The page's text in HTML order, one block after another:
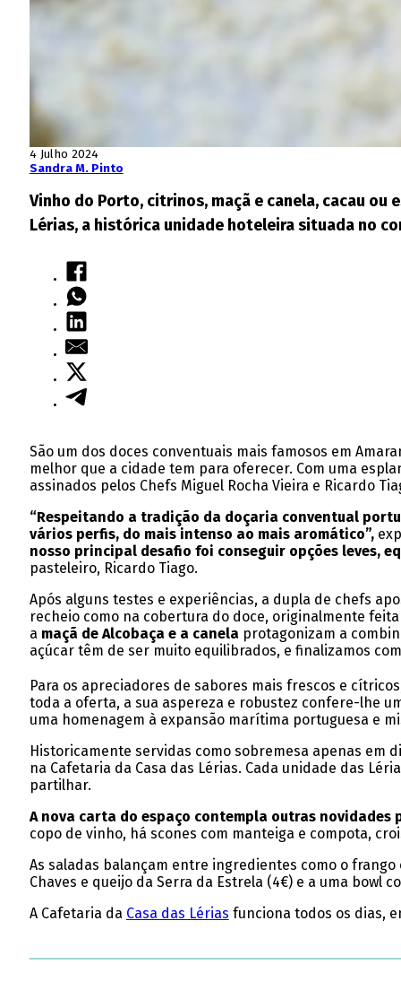
4 Julho 2024
Sandra M. Pinto
Vinho do Porto, citrinos, maçã e canela, cacau
Lérias, a histórica unidade hoteleira situada no
São um dos doces conventuais mais famosos em
melhor que a cidade tem para oferecer. Com uma
assinados pelos Chefs Miguel Rocha Vieira e Ricardo
“Respeitando a tradição da doçaria conventual
vários perfis, do mais intenso ao mais aromático”,
nosso principal desafio foi conseguir opções leves,
pasteleiro, Ricardo Tiago.
Após alguns testes e experiências, a dupla de chefs
recheio como na cobertura do doce, originalmente
a maçã de Alcobaça e a canela protagonizam a
açúcar têm de ser muito equilibrados, e finalizamos
Para os apreciadores de sabores mais frescos e
toda a oferta, a sua aspereza e robustez confere-lhe
uma homenagem à expansão marítima portuguesa e
Historicamente servidas como sobremesa apenas em
na Cafetaria da Casa das Lérias. Cada unidade das
partilhar.
A nova carta do espaço contempla outras
copo de vinho, há scones com manteiga e compota,
As saladas balançam entre ingredientes como o
Chaves e queijo da Serra da Estrela (4€) e a uma bowl
A Cafetaria da Casa das Lérias funciona todos os dias,